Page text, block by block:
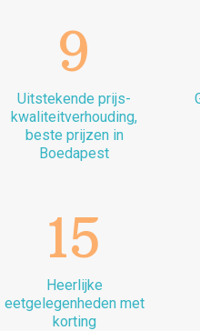
9
Uitstekende prijs-
kwaliteitverhouding,
beste prijzen in
Boedapest
15
Heerlijke
eetgelegenheden met
korting